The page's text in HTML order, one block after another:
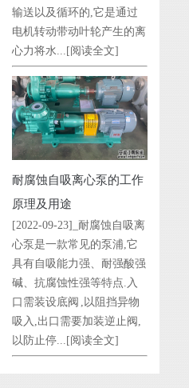
输送以及循环的,它是通过
电机转动带动叶轮产生的离
心力将水...
[阅读全文]
耐腐蚀自吸离心泵的工作
原理及用途
[2022-09-23]_耐腐蚀自吸离
心泵是一款常见的泵浦,它
具有自吸能力强、耐强酸强
碱、抗腐蚀性强等特点.入
口需装设底阀 ,以阻挡异物
吸入,出口需要加装逆止阀,
以防止停... [阅读全文]